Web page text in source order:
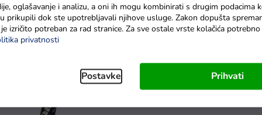
oglašavanje i analizu, a oni ih mogu kombinirati s drugim podacima
prikupili dok ste upotrebljavali njihove usluge. Zakon dopušta
izričito potreban za rad stranice. Za sve ostale vrste kolačića
privatnosti
Postavke Prihvati
se da svira zamišljenu gitaru i ima smisao za ritam - tada